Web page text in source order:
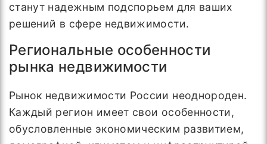
станут надежным подспорьем для ваших
решений в сфере недвижимости.
Региональные особенности
рынка недвижимости
Рынок недвижимости России неоднороден.
Каждый регион имеет свои особенности,
обусловленные экономическим развитием,